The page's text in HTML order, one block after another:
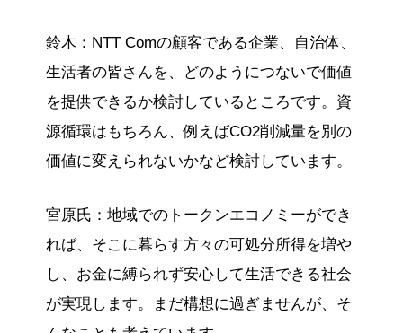
鈴木：NTT Comの顧客である企業、自治体、
生活者の皆さんを、どのようにつないで価値
を提供できるか検討しているところです。資
源循環はもちろん、例えばCO2削減量を別の
価値に変えられないかなど検討しています。
宮原氏：地域でのトークンエコノミーができ
れば、そこに暮らす方々の可処分所得を増や
し、お金に縛られず安心して生活できる社会
が実現します。まだ構想に過ぎませんが、そ